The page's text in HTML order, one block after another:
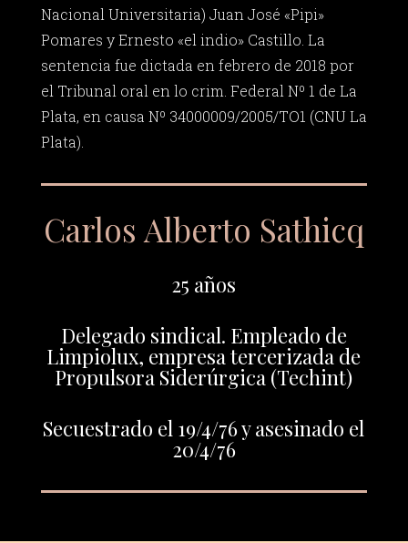
Nacional Universitaria) Juan José «Pipi»
Pomares y Ernesto «el indio» Castillo. La
sentencia fue dictada en febrero de 2018 por
el Tribunal oral en lo crim. Federal Nº 1 de La
Plata, en causa Nº 34000009/2005/TO1 (CNU La
Plata).
Carlos Alberto Sathicq
25 años
Delegado sindical. Empleado de
Limpiolux, empresa tercerizada de
Propulsora Siderúrgica (Techint)
Secuestrado el 19/4/76 y asesinado el
20/4/76